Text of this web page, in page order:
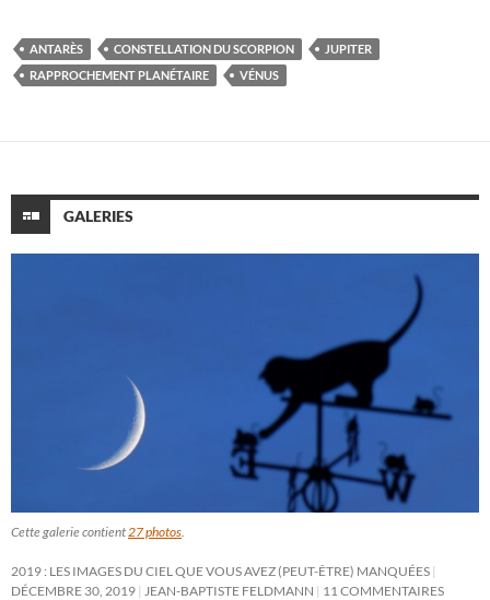
ANTARÈS CONSTELLATION DU SCORPION
JUPITER
RAPPROCHEMENT PLANÉTAIRE
VÉNUS
GALERIES
Cette galerie contient 27 photos
2019 : LES IMAGES DU CIEL QUE VOUS AVEZ (PEUT-ÊTRE) MANQUÉES
DÉCEMBRE 30, 2019
JEAN-BAPTISTE FELDMANN 11 COMMENTAIRES